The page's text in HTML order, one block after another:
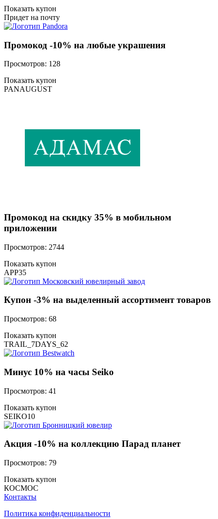
Показать купон
Придет на почту
Промокод -10% на любые украшения
Просмотров: 128
Показать купон
PANAUGUST
Промокод на скидку 35% в мобильном
приложении
Просмотров: 2744
Показать купон
APP35
Купон -3% на выделенный ассортимент товаров
Просмотров: 68
Показать купон
TRAIL_7DAYS_62
Минус 10% на часы Seiko
Просмотров: 41
Показать купон
SEIKO10
Акция -10% на коллекцию Парад планет
Просмотров: 79
Показать купон
КОСМОС
Контакты
Политика конфиденциальности